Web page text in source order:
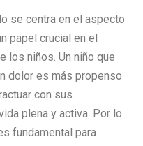
se centra en el aspecto
papel crucial en el
los niños. Un niño que
dolor es más propenso
con sus
plena y activa. Por lo
fundamental para